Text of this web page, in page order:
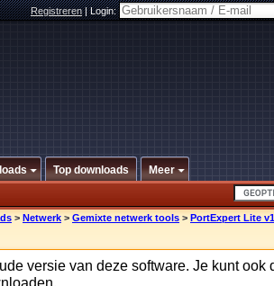
Registreren|Login:
Top downloads Meer
> Netwerk > Gemixte netwerk tools > PortExpert Lite
versie van deze software. Je kunt ook